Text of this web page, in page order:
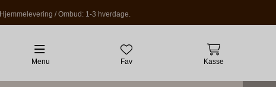
Hjemmelevering / Ombud: 1-3 hverdage.
Menu Fav Kasse